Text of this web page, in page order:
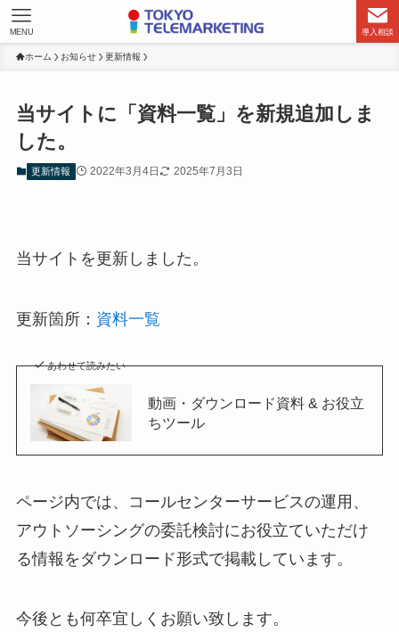
導入相談
MENU
ホーム お知らせ 更新情報
当サイトに「資料一覧」を新規追加しま
した。
更新情報 2022年3月4日 2025年7月3日
当サイトを更新しました。
更新箇所： 資料一覧
あわせて読みたい
動画・ダウンロード資料 & お役立
ちツール
ページ内では、コールセンターサービスの運用、
アウトソーシングの委託検討にお役立ていただけ
る情報をダウンロード形式で掲載しています。
今後とも何卒宜しくお願い致します。